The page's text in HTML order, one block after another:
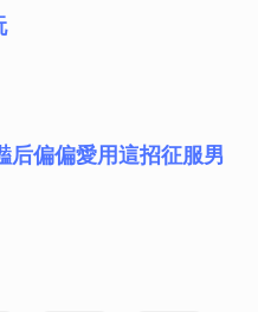
后偏偏愛用這招征服男